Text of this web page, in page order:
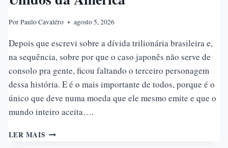
PorPaulo Cavaléro agosto 5, 2026
Depois que escrevi sobre a dívida trilionária brasileira e,
na sequência, sobre por que o caso japonês não serve de
consolo pra gente, ficou faltando o terceiro personagem
dessa história. E é o mais importante de todos, porque é o
único que deve numa moeda que ele mesmo emite e que o
mundo inteiro aceita….
LER MAIS A